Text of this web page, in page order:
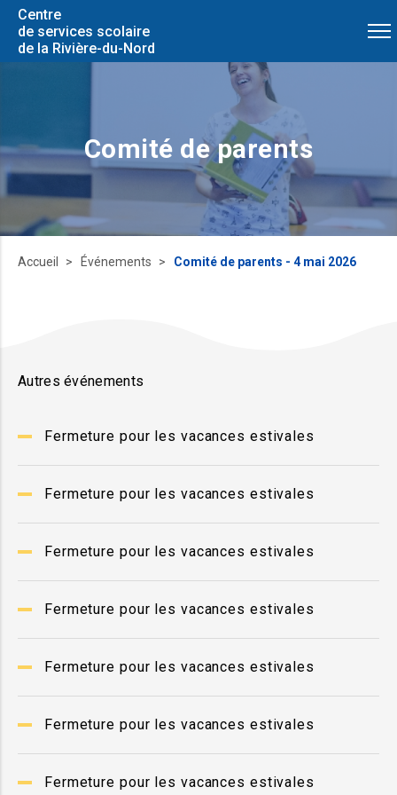
Centre
de services scolaire
de la Rivière-du-Nord
Comité de parents
Autres événements
Fermeture pour les vacances estivales
Fermeture pour les vacances estivales
Fermeture pour les vacances estivales
Fermeture pour les vacances estivales
Fermeture pour les vacances estivales
Fermeture pour les vacances estivales
Fermeture pour les vacances estivales
Accueil Événements Comité de parents - 4 mai 2026